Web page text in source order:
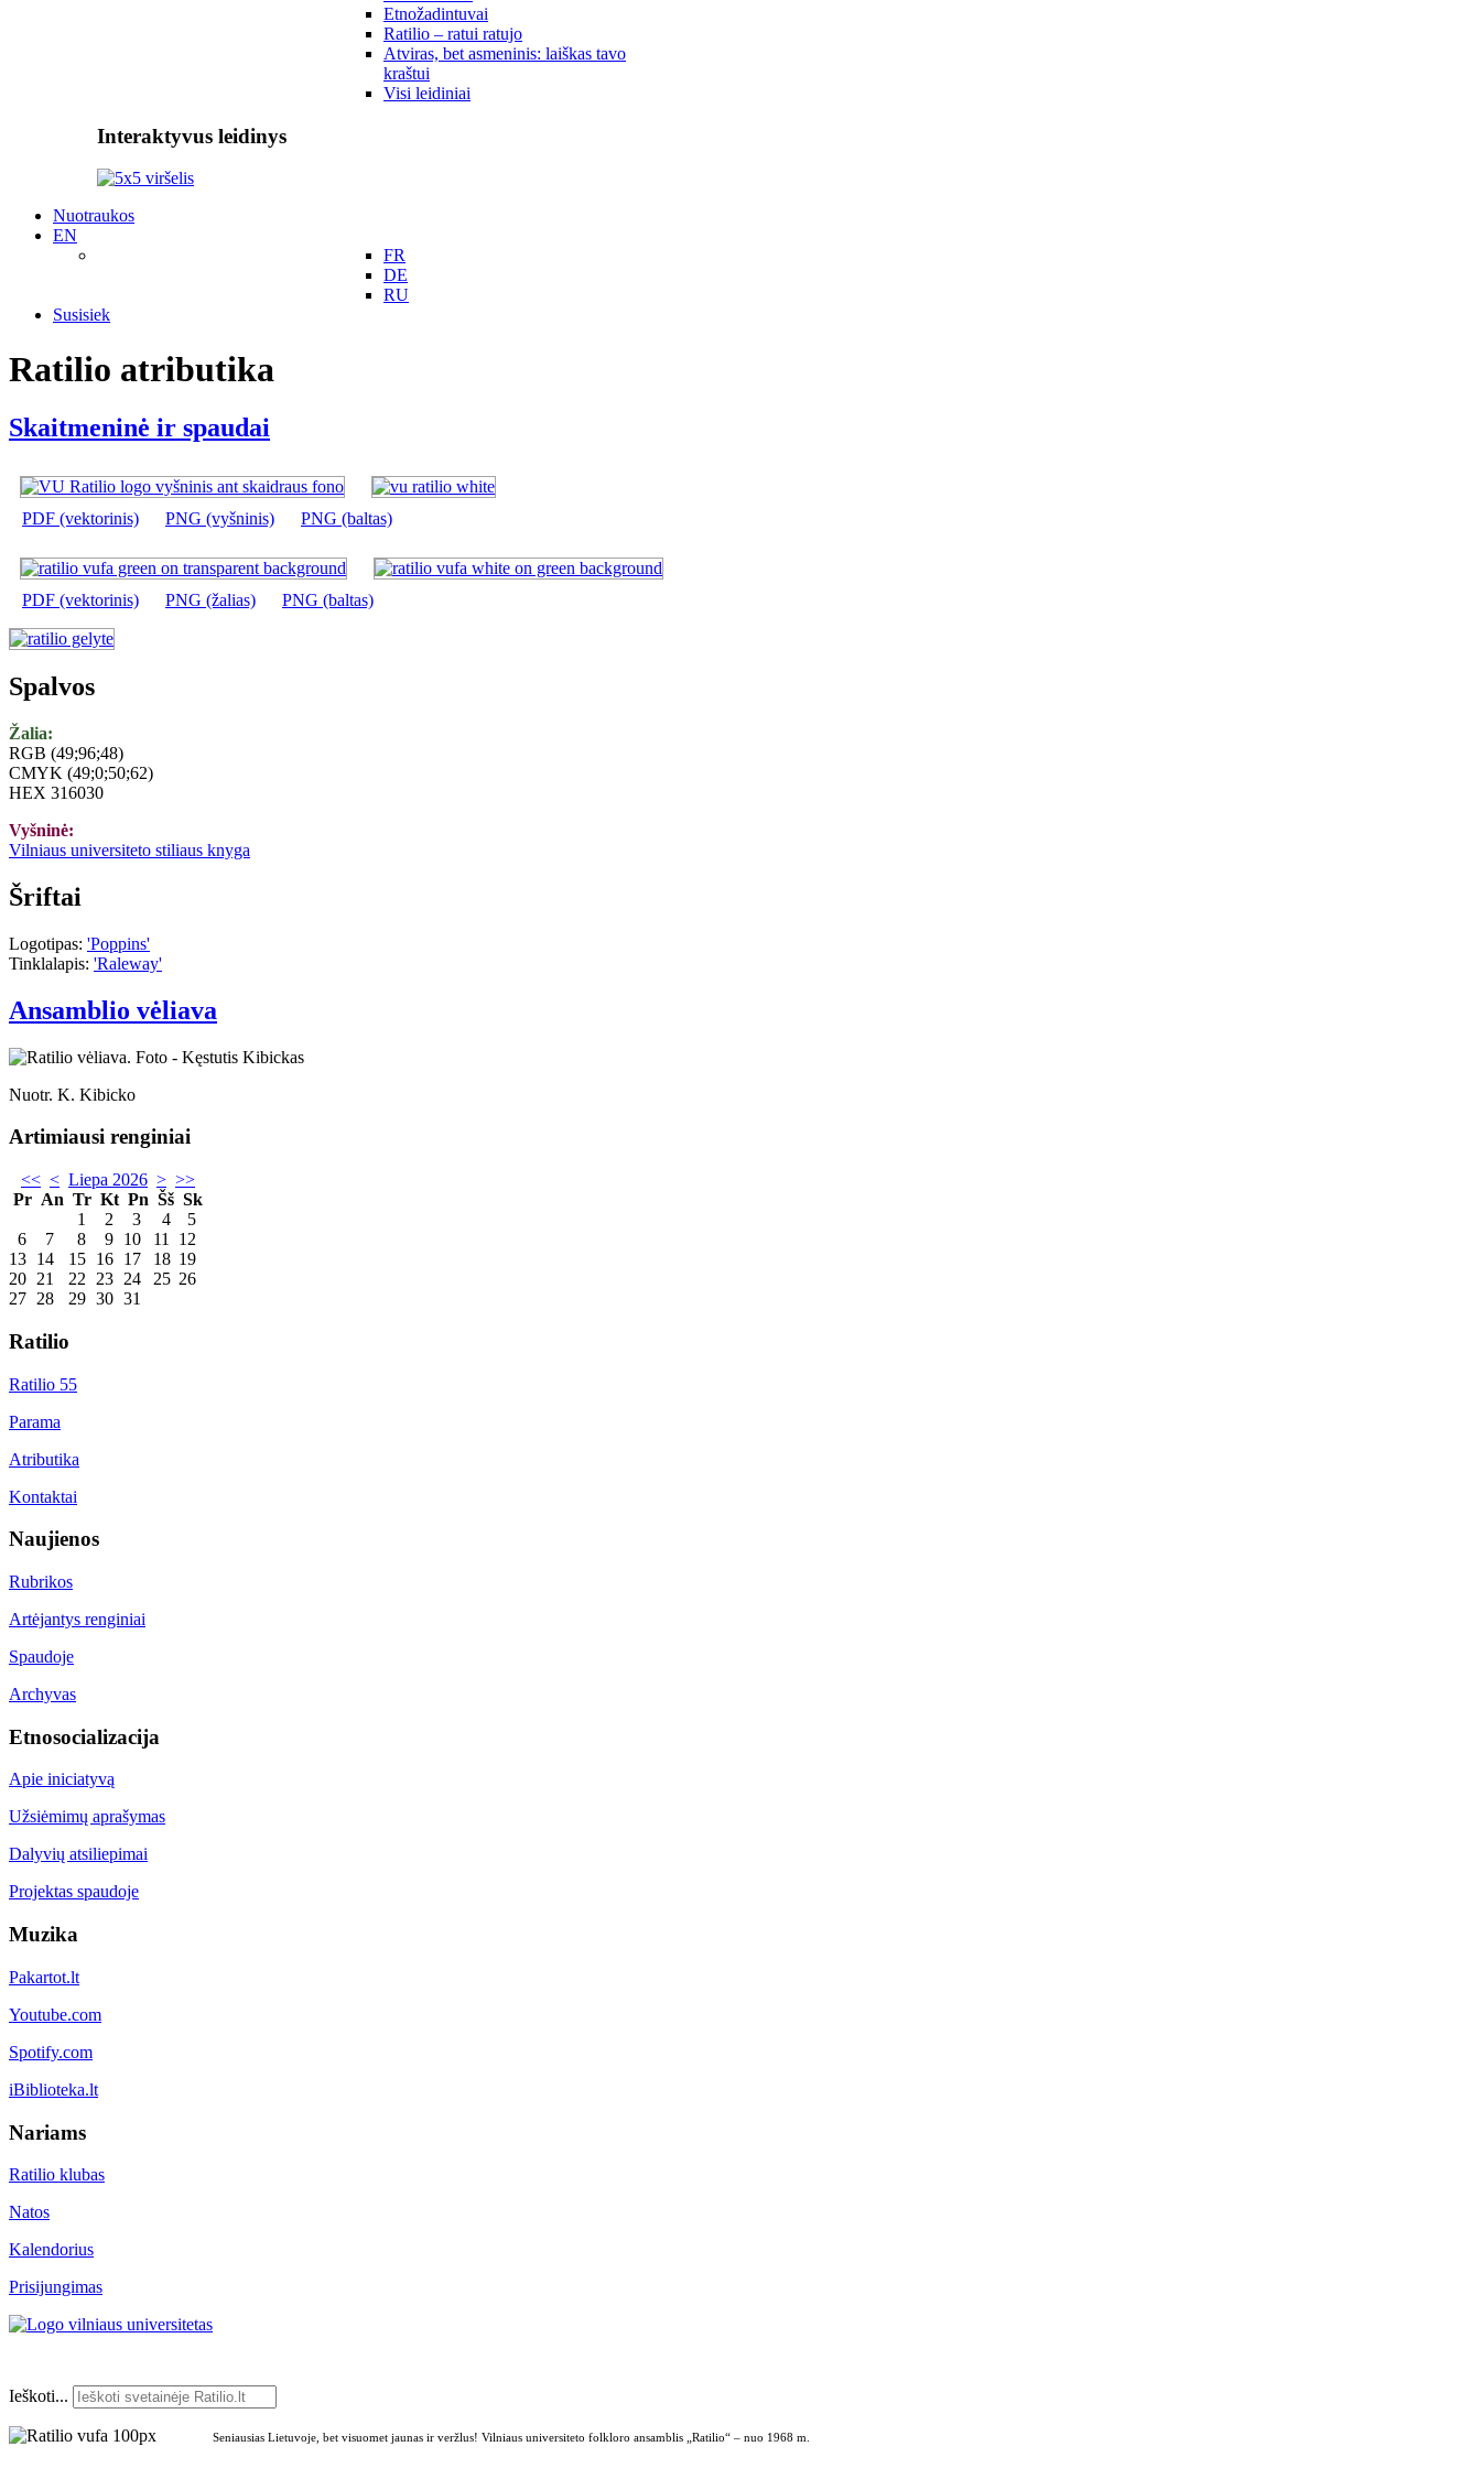
Etnožadintuvai
Ratilio – ratui ratujo
Atviras, bet asmeninis: laiškas tavo
kraštui
Visi leidiniai
Interaktyvus leidinys
Nuotraukos
EN
FR
DE
RU
Susisiek
Ratilio atributika
Skaitmeninė ir spaudai
PDF (vektorinis) PNG (vyšninis) PNG (baltas)
PDF (vektorinis) PNG (žalias) PNG (baltas)
Spalvos
Žalia:
RGB (49;96;48)
CMYK (49;0;50;62)
HEX 316030
Vyšninė:
Vilniaus universiteto stiliaus knyga
Šriftai
Logotipas: 'Poppins'
Tinklalapis: 'Raleway'
Ansamblio vėliava
Nuotr. K. Kibicko
Artimiausi renginiai
<< < Liepa 2026 > >>
Pr An Tr Kt Pn Šš Sk
1
2 3 4
5
6
7 8 9 10 11
12
13 14 15 16 17 18 19
20 21 22 23 24 25 26
27 28 29 30 31
Ratilio
Ratilio 55
Parama
Atributika
Kontaktai
Naujienos
Rubrikos
Artėjantys renginiai
Spaudoje
Archyvas
Etnosocializacija
Apie iniciatyvą
Užsiėmimų aprašymas
Dalyvių atsiliepimai
Projektas spaudoje
Muzika
Pakartot.lt
Youtube.com
Spotify.com
iBiblioteka.lt
Nariams
Ratilio klubas
Natos
Kalendorius
Prisijungimas
Ieškoti...
Seniausias Lietuvoje, bet visuomet jaunas ir veržlus! Vilniaus universiteto folkloro ansamblis „Ratilio“ – nuo 1968 m.